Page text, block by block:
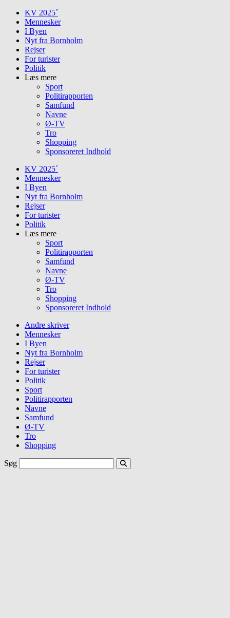
Skip
content
KV 2025´
Mennesker
I Byen
Nyt fra Bornholm
Rejser
For turister
Politik
Læs mere
Sport
Politirapporten
Samfund
Navne
Ø-TV
Tro
Shopping
Sponsoreret Indhold
KV 2025´
Mennesker
I Byen
Nyt fra Bornholm
Rejser
For turister
Politik
Læs mere
Sport
Politirapporten
Samfund
Navne
Ø-TV
Tro
Shopping
Sponsoreret Indhold
Andre skriver
Mennesker
I Byen
Nyt fra Bornholm
Rejser
For turister
Politik
Sport
Politirapporten
Navne
Samfund
Ø-TV
Tro
Shopping
Søg